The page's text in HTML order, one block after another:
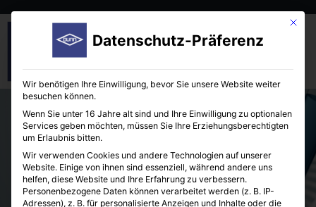
Combinatorial Microlute®
Mit
Datenschutz-Präferenz
Wir benötigen Ihre Einwilligung, bevor Sie unsere Website weiter
besuchen können.
Wenn Sie unter 16 Jahre alt sind und Ihre Einwilligung zu optionalen
Services geben möchten, müssen Sie Ihre Erziehungsberechtigten
um Erlaubnis bitten.
Wir verwenden Cookies und andere Technologien auf unserer
Website. Einige von ihnen sind essenziell, während andere uns
helfen, diese Website und Ihre Erfahrung zu verbessern.
Personenbezogene Daten können verarbeitet werden (z. B. IP-
Adressen), z. B. für personalisierte Anzeigen und Inhalte oder die